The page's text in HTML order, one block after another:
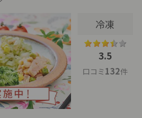
冷凍
3.5
口コミ132件